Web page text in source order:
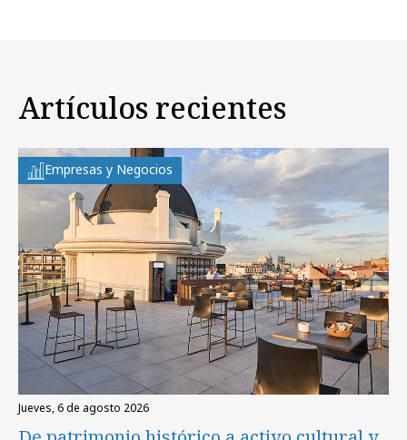
Artículos recientes
Empresas y Negocios
jueves, 6 de agosto 2026